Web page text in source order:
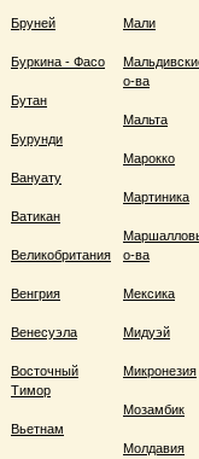
Бруней
Буркина - Фасо
Бутан
Бурунди
Вануату
Ватикан
Великобритания
Венгрия
Венесуэла
Восточный
Тимор
Вьетнам
Мали
о-ва
Мальта
Марокко
Мартиника
о-ва
Мексика
Мидуэй
Микронезия
Мозамбик
Молдавия